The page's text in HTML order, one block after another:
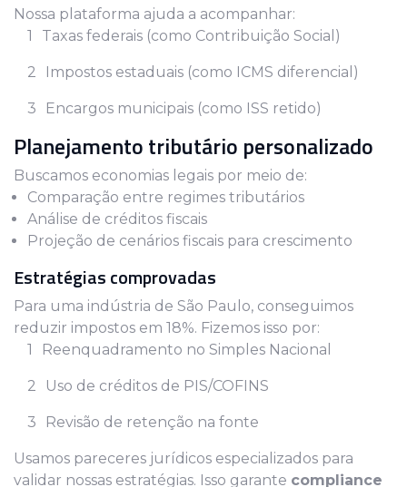
Nossa plataforma ajuda a acompanhar:
Taxas federais (como Contribuição Social)
Impostos estaduais (como ICMS diferencial)
Encargos municipais (como ISS retido)
Planejamento tributário personalizado
Buscamos economias legais por meio de:
Comparação entre regimes tributários
Análise de créditos fiscais
Projeção de cenários fiscais para crescimento
Estratégias comprovadas
Para uma indústria de São Paulo, conseguimos
reduzir impostos em 18%. Fizemos isso por:
Reenquadramento no Simples Nacional
Uso de créditos de PIS/COFINS
Revisão de retenção na fonte
Usamos pareceres jurídicos especializados para
validar nossas estratégias. Isso garante compliance